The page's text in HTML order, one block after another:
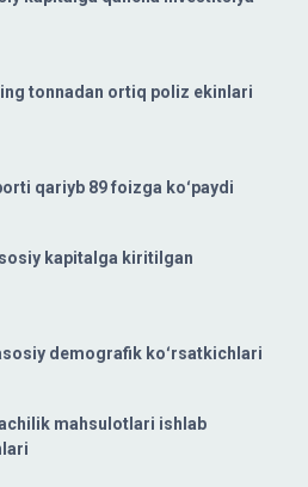
tonnadan ortiq poliz ekinlari
qariyb 89 foizga koʻpaydi
kapitalga kiritilgan
demografik koʻrsatkichlari
mahsulotlari ishlab